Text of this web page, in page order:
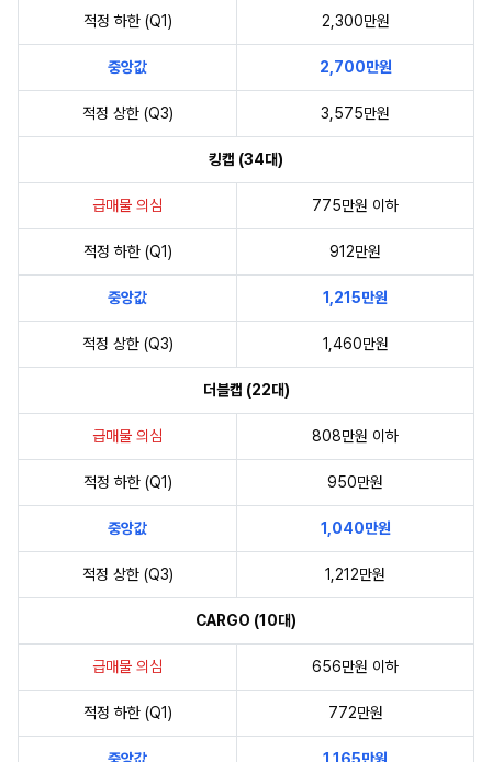
적정 하한 (Q1) 2,300만원
중앙값 2,700만원
적정 상한 (Q3) 3,575만원
킹캡 (34대)
급매물 의심 775만원 이하
적정 하한 (Q1) 912만원
중앙값 1,215만원
적정 상한 (Q3) 1,460만원
더블캡 (22대)
급매물 의심 808만원 이하
적정 하한 (Q1) 950만원
중앙값 1,040만원
적정 상한 (Q3) 1,212만원
CARGO (10대)
급매물 의심 656만원 이하
적정 하한 (Q1) 772만원